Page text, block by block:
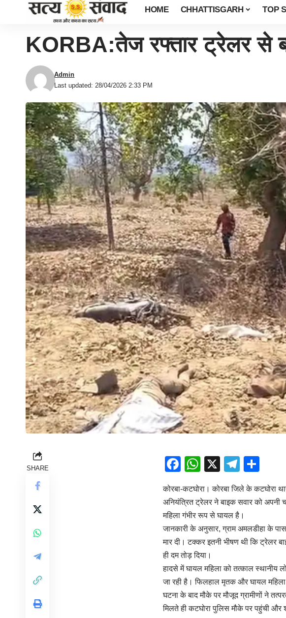
HOME CHHATTISGARH TOP
KORBA:तेज रफ्तार ट्रेलर से
Last updated: 28/04/2026 2:33 PM
Admin
SHARE Facebook
WhatsApp
X
कोरबा-​कटघोरा। कोरबा जिले के कटघोरा
अनियंत्रित ट्रेलर ने बाइक सवार को अपनी
महिला गंभीर रूप से घायल है।
​जानकारी के अनुसार, ग्राम अमलडीहा के
मार दी। टक्कर इतनी भीषण थी कि ट्रेलर
ही दम तोड़ दिया।
​हादसे में घायल महिला को तत्काल स्थानीय
जा रही है। फिलहाल मृतक और घायल
​घटना के बाद मौके पर मौजूद ग्रामीणों ने
मिलते ही कटघोरा पुलिस मौके पर पहुंची